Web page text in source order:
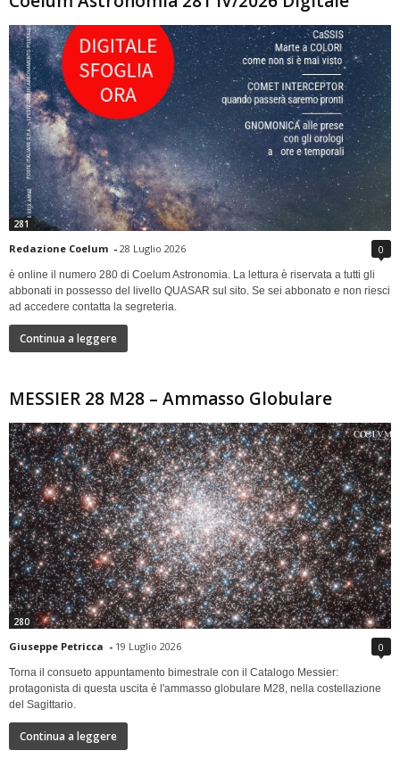
281
Redazione Coelum - 28 Luglio 2026 0
è online il numero 280 di Coelum Astronomia. La lettura è riservata a tutti gli
abbonati in possesso del livello QUASAR sul sito. Se sei abbonato e non riesci
ad accedere contatta la segreteria.
Continua a leggere
MESSIER 28 M28 – Ammasso Globulare
280
Giuseppe Petricca - 19 Luglio 2026 0
Torna il consueto appuntamento bimestrale con il Catalogo Messier:
protagonista di questa uscita è l'ammasso globulare M28, nella costellazione
del Sagittario.
Continua a leggere